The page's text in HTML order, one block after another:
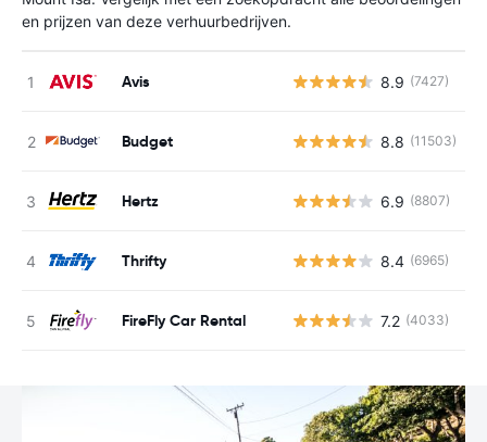
en prijzen van deze verhuurbedrijven.
Avis 8.9 (7427)
Budget 8.8 (11503)
Hertz 6.9 (8807)
Thrifty 8.4 (6965)
FireFly Car Rental 7.2 (4033)